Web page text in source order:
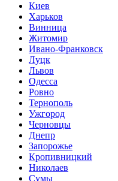
Киев
Харьков
Винница
Житомир
Ивано-Франковск
Луцк
Львов
Одесса
Ровно
Тернополь
Ужгород
Черновцы
Днепр
Запорожье
Кропивницкий
Николаев
Сумы